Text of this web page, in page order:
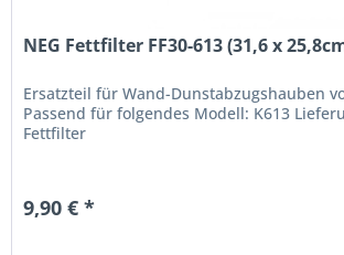
NEG Fettfilter FF30-613 (31,6 x
Ersatzteil für Wand-Dunstabzugshauben
Passend für folgendes Modell: K613
Fettfilter
9,90 € *